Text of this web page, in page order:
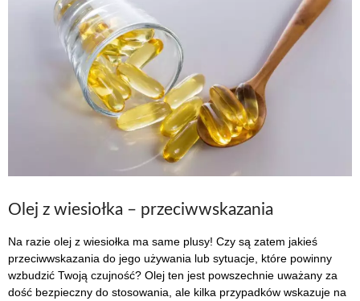
Olej z wiesiołka – przeciwwskazania
Na razie olej z wiesiołka ma same plusy! Czy są zatem jakieś
przeciwwskazania do jego używania lub sytuacje, które powinny
wzbudzić Twoją czujność? Olej ten jest powszechnie uważany za
dość bezpieczny do stosowania, ale kilka przypadków wskazuje na